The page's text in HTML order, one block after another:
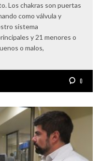
Los chakras son puertas
como válvula y
sistema
y 21 menores o
o malos,
0